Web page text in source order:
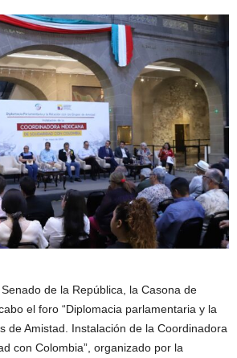
de la República, la Casona de
el foro “Diplomacia parlamentaria y la
de Amistad. Instalación de la Coordinadora
con Colombia”, organizado por la